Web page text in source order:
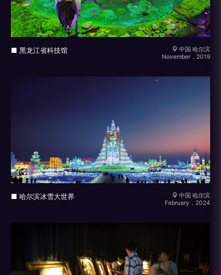
■ 黑龙江省科技馆
中国 哈尔滨
November，2019
■ 哈尔滨冰雪大世界
中国 哈尔滨
February，2024